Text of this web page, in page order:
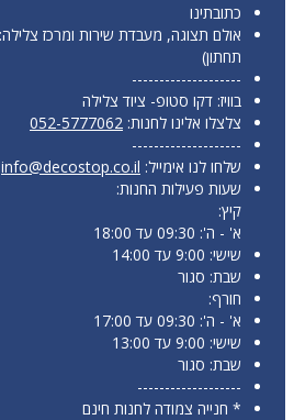
כתובתינו
תחתון)
--------------------
בוויז: דקו סטופ- ציוד צלילה
צלצלו אלינו לחנות: 052-5777062
--------------------
שלחו לנו אימייל: info@decostop.co.il
שעות פעילות החנות:
קיץ:
א' - ה': 09:30 עד 18:00
שישי: 9:00 עד 14:00
שבת: סגור
חורף:
א' - ה': 09:30 עד 17:00
שישי: 9:00 עד 13:00
שבת: סגור
-------------------
* חנייה צמודה לחנות חינם